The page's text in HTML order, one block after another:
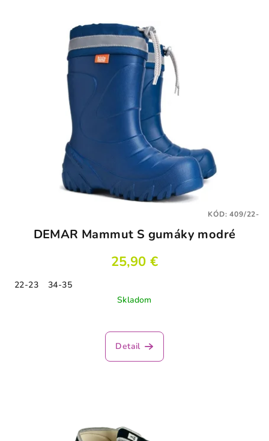
5
hviezdičiek.
DEMAR Mammut S gumáky modré
25,90 €
22-23
34-35
Skladom
Detail
KÓD:409/22-